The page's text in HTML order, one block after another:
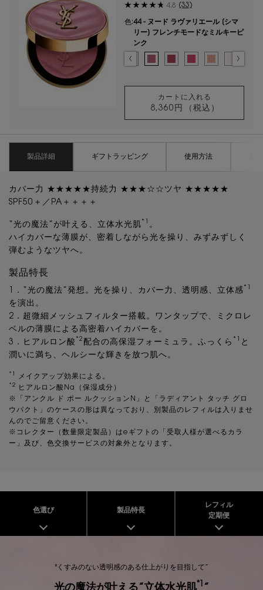
登場。
4.8 (33)
色:44 - ヌード ラヴァリエール [シマ
リー] フレンチモードなミルキーピ
ンク
{1} の場合
03 - ミスチヴァス マゼンタ​ [マット] 視線を奪う、大胆で華やかな
選択済み
06 - ローズ ヘイズ [マット] 温かみのあるソフトコーラル の
選択済み
10 - スターダスト ラブ [スパークル] コットンキャン
選択済み
37 - ピーチー ヌード [マット] センシュアルな
選択済み
42 - ベビードール ピンク [サテン] ピュア
44 - ヌード ラヴァリエール [シマ
54 - ベリー バン [マット] キ
66 - フューシャ フィ
68 - ペパリー
選択済み
69 - ラベ
カートに入れる
8,360円
（税込）
YSL メイクミーブ
製品詳細
ギフトラッピング 使用方法
カバー力 ★★★★★持続力 ★★★☆☆ツヤ ★★★★★
SPF50＋／PA＋＋＋＋
“光の魔法”が叶える、立体水光肌*1 。
ハイカバーな薄膜が、密着しながら光を操り、みずみずしく
弾むようなツヤへ。
製品特長
1．“光の魔法”発想。光を操り、カバー力、透明感、立体感*1
を演出。
2．超微細メッシュフィルター搭載。ワンタップで、ミクロレ
ベルの薄膜による高密着ハイカバーを。
3．ヒアルロン酸 *2 配合の高保湿フォーミュラ。ふっくら *1 と
潤いに満ち、ヘルシーな輝きを放つ肌へ。
*1 メイクアップ効果による。
*2
ヒアルロン酸Na（保湿成分）
※「アンクル ド ポー ルクッションN」と「ラディアント タッチ グロ
ウパクト」のケースの形は異なっており、別製品のレフィルは入りませ
んのでご留意ください。
※コレクター（数量限定製品）はeギフトの「受取人様が選べるカラ
ー」及び、色交換サービスの対象外となります。
色選び
製品特長
レフィル
定期便
"くすみのない透明感のある仕上がりを目指して”
*1